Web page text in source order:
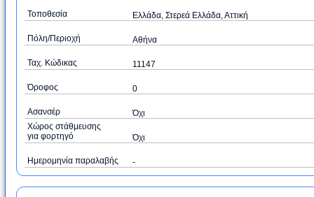
Τοποθεσία Ελλάδα, Στερεά Ελλάδα, Αττική
Πόλη/Περιοχή Αθήνα
Ταχ. Κώδικας 11147
Όροφος 0
Ασανσέρ
Όχι
Χώρος στάθμευσης
για φορτηγό
Όχι
Ημερομηνία παραλαβής -